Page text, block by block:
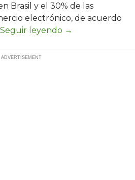
Brasil y el 30% de las
electrónico, de acuerdo